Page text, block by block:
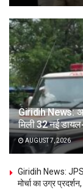
Giridih News:
मिली 32 नई
AUGUST 7, 2026
Giridih News:
मोर्चा का उग्र